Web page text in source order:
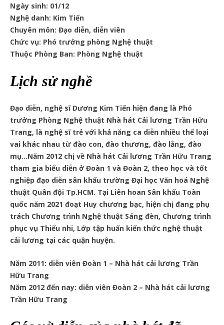
Ngày sinh: 01/12
Nghệ danh: Kim Tiến
Chuyên môn: Đạo diễn, diễn viên
Chức vụ: Phó trưởng phòng Nghệ thuật
Thuộc Phòng Ban: Phòng Nghệ thuật
Lịch sử nghề
Đạo diễn, nghệ sĩ Dương Kim Tiến hiện đang là Phó
trưởng Phòng Nghệ thuật Nhà hát Cải lương Trần Hữu
Trang, là nghệ sĩ trẻ với khả năng ca diễn nhiều thể loại
vai khác nhau từ đào con, đào thương, đào lẳng, đào
mụ…Năm 2012 chị về Nhà hát Cải lương Trần Hữu Trang
tham gia biểu diễn ở Đoàn 1 và Đoàn 2, theo học và tốt
nghiệp đạo diễn sân khấu trường Đại học Văn hoá Nghệ
thuật Quân đội Tp.HCM. Tại Liên hoan Sân khấu Toàn
quốc năm 2021 đoạt Huy chương bạc, hiện chị đang phụ
trách Chương trình Nghệ thuật Sáng đèn, Chương trình
phục vụ Thiếu nhi, Lớp tập huấn kiến thức nghệ thuật
cải lương tại các quận huyện.
Năm 2011: diễn viên Đoàn 1 – Nhà hát cải lương Trần
Hữu Trang
Năm 2012 đến nay: diễn viên Đoàn 2 – Nhà hát cải lương
Trần Hữu Trang